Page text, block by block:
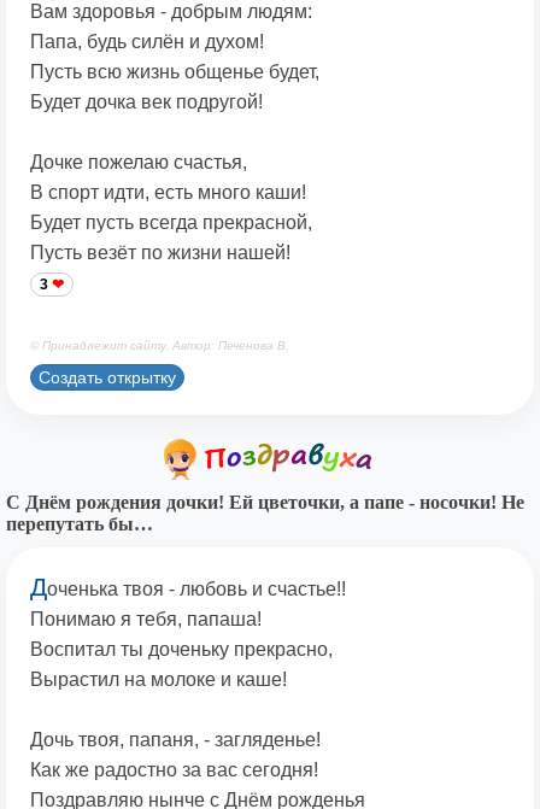
Вам здоровья - добрым людям:
Папа, будь силён и духом!
Пусть всю жизнь общенье будет,
Будет дочка век подругой!
Дочке пожелаю счастья,
В спорт идти, есть много каши!
Будет пусть всегда прекрасной,
Пусть везёт по жизни нашей!
3
© Принадлежит сайту. Автор: Печенова В.
Создать открытку
С Днём рождения дочки! Ей цветочки, а папе - носочки! Не
перепутать бы…
Доченька твоя - любовь и счастье!!
Понимаю я тебя, папаша!
Воспитал ты доченьку прекрасно,
Вырастил на молоке и каше!
Дочь твоя, папаня, - загляденье!
Как же радостно за вас сегодня!
Поздравляю нынче с Днём рожденья